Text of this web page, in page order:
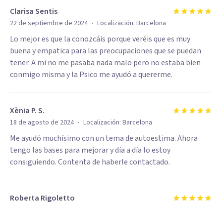
Clarisa Sentis
22 de septiembre de 2024 · Localización: Barcelona
Lo mejor es que la conozcáis porque veréis que es muy
buena y empatica para las preocupaciones que se puedan
tener. A mi no me pasaba nada malo pero no estaba bien
conmigo misma y la Psico me ayudó a quererme.
Xènia P. S.
18 de agosto de 2024 · Localización: Barcelona
Me ayudó muchísimo con un tema de autoestima. Ahora
tengo las bases para mejorar y día a día lo estoy
consiguiendo. Contenta de haberle contactado.
Roberta Rigoletto